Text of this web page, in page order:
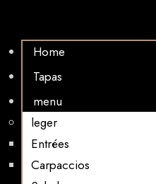
Home
Tapas
menu
leger
Entrées
Carpaccios